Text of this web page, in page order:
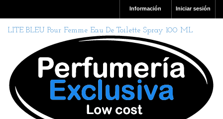
Iniciar sesión
Información
LITE BLEU Pour Femme Eau De Toilette Spray 100 ML